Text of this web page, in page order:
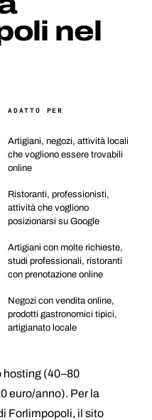
nel
ADATTO PER
Artigiani, negozi, attività locali
che vogliono essere trovabili
online
Ristoranti, professionisti,
attività che vogliono
posizionarsi su Google
Artigiani con molte richieste,
studi professionali, ristoranti
con prenotazione online
Negozi con vendita online,
prodotti gastronomici tipici,
artigianato locale
hosting (40–80
euro/anno). Per la
Forlimpopoli, il sito